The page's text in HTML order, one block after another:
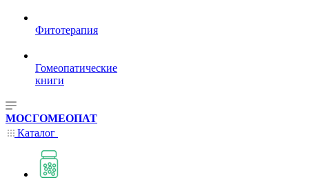
Фитотерапия
Гомеопатические
книги
МОСГОМЕОПАТ
Каталог